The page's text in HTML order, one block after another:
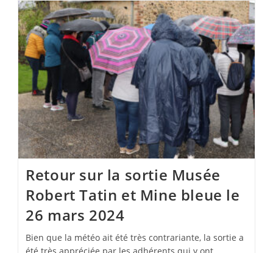
Sortie
« Laval
Et
Son
Hippodrome »
Le
12
Mars
2025
Retour sur la sortie Musée
Robert Tatin et Mine bleue le
26 mars 2024
Bien que la météo ait été très contrariante, la sortie a